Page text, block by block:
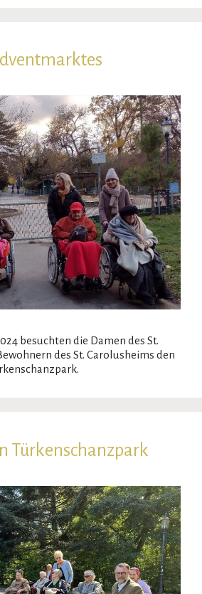
besuchten die Damen des St.
des St. Carolusheims den
Türkenschanzpark